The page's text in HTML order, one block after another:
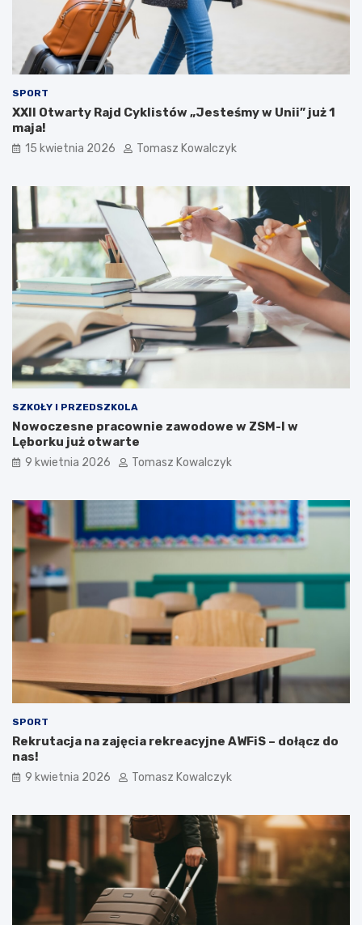
SPORT
XXII Otwarty Rajd Cyklistów „Jesteśmy w Unii” już 1
maja!
15 kwietnia 2026 Tomasz Kowalczyk
SZKOŁY I PRZEDSZKOLA
Nowoczesne pracownie zawodowe w ZSM-I w
Lęborku już otwarte
9 kwietnia 2026 Tomasz Kowalczyk
SPORT
Rekrutacja na zajęcia rekreacyjne AWFiS – dołącz do
nas!
9 kwietnia 2026 Tomasz Kowalczyk